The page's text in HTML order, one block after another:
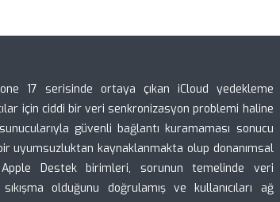
17 serisinde ortaya çıkan iCloud yedekleme
için ciddi bir veri senkronizasyon problemi haline
güvenli bağlantı kuramaması sonucu
uyumsuzluktan kaynaklanmakta olup donanımsal
Destek birimleri, sorunun temelinde veri
olduğunu doğrulamış ve kullanıcıları ağ